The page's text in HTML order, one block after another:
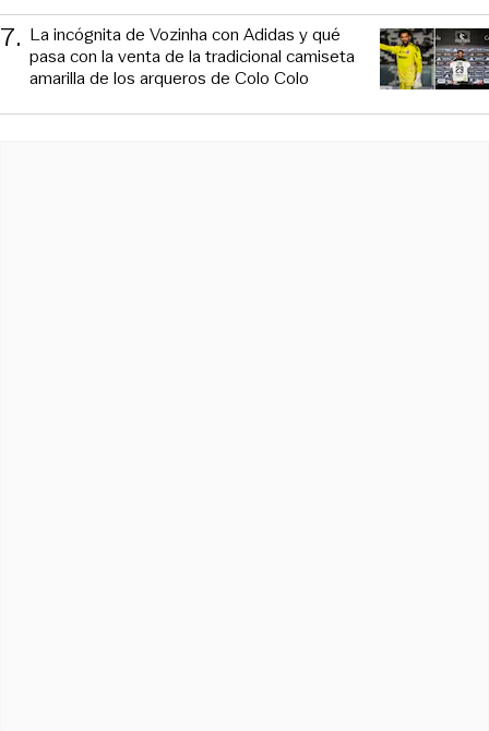
7. La incógnita de Vozinha con Adidas y qué
pasa con la venta de la tradicional camiseta
amarilla de los arqueros de Colo Colo